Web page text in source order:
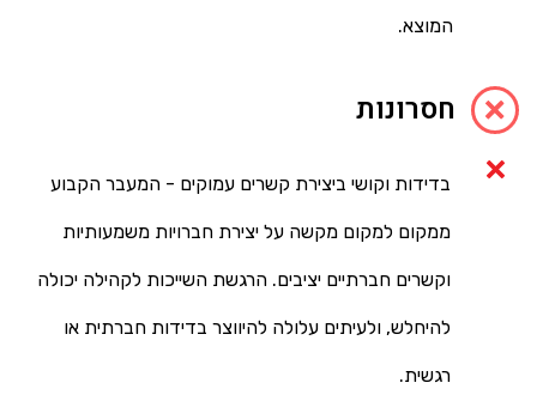
המוצא.
חסרונות
בדידות וקושי ביצירת קשרים עמוקים - המעבר הקבוע
ממקום למקום מקשה על יצירת חברויות משמעותיות
וקשרים חברתיים יציבים. הרגשת השייכות לקהילה יכולה
להיחלש, ולעיתים עלולה להיווצר בדידות חברתית או
רגשית.